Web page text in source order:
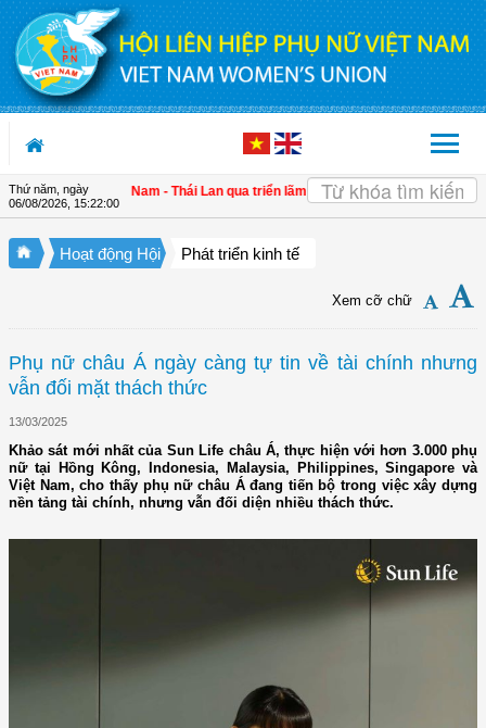
Truy cập nội dung luôn
Thứ năm, ngày
06/08/2026, 15:22:01
gắn kết Việt Nam - Thái Lan qua triển lãm "Đan kết hữu nghị" | 4 định
Hoạt động Hội Phát triển kinh tế
Xem cỡ chữ
Phụ nữ châu Á ngày càng tự tin về tài chính nhưng
vẫn đối mặt thách thức
13/03/2025
Khảo sát mới nhất của Sun Life châu Á, thực hiện với hơn 3.000 phụ
nữ tại Hồng Kông, Indonesia, Malaysia, Philippines, Singapore và
Việt Nam, cho thấy phụ nữ châu Á đang tiến bộ trong việc xây dựng
nền tảng tài chính, nhưng vẫn đối diện nhiều thách thức.